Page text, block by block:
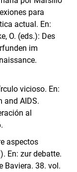
para
actual. En:
O. (eds.): Des
im
vicioso. En:
and AIDS.
al
aspectos
En: zur debatte.
Baviera. 38. vol.